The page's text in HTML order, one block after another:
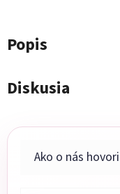
Popis
Diskusia